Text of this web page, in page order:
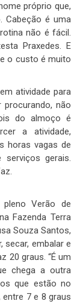
próprio que,
Cabeção é uma
não é fácil.
Praxedes. E
o custo é muito
atividade para
não
do almoço é
a atividade,
horas vagas de
gerais.
Verão de
Fazenda Terra
Souza Santos,
secar, embalar e
20 graus. “É um
chega a outra
que estão no
7 e 8 graus